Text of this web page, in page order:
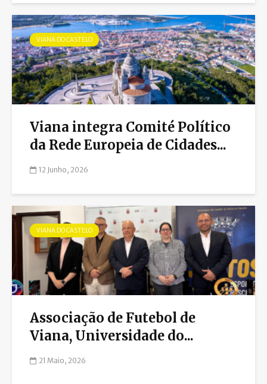
VIANA DO CASTELO
Viana integra Comité Político
da Rede Europeia de Cidades...
12 Junho, 2026
VIANA DO CASTELO
Associação de Futebol de
Viana, Universidade do...
21 Maio, 2026